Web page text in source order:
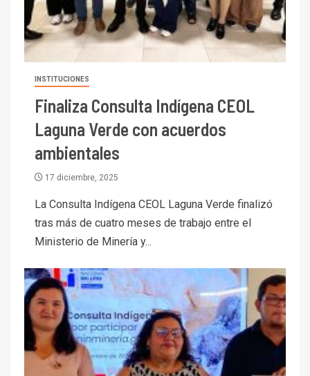
INSTITUCIONES
Finaliza Consulta Indígena CEOL
Laguna Verde con acuerdos
ambientales
17 diciembre, 2025
La Consulta Indígena CEOL Laguna Verde finalizó
tras más de cuatro meses de trabajo entre el
Ministerio de Minería y...